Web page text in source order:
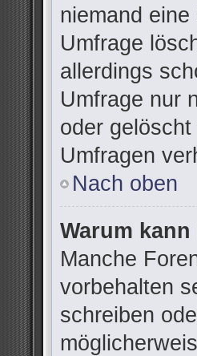
niemand
Umfrage
allerdings
Umfrage nur
oder
Umfragen
Nach oben
Warum
Manche
vorbehalten
schreiben